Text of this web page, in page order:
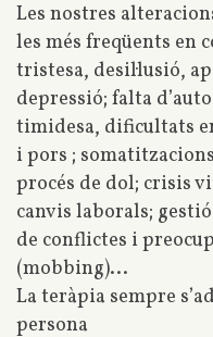
Les nostres
les més freqüents en
tristesa, desil·lusió,
depressió; falta
timidesa, dificultats
i pors ;
procés de dol; crisis
canvis laborals;
de conflictes i
(mobbing)...
La teràpia sempre
persona